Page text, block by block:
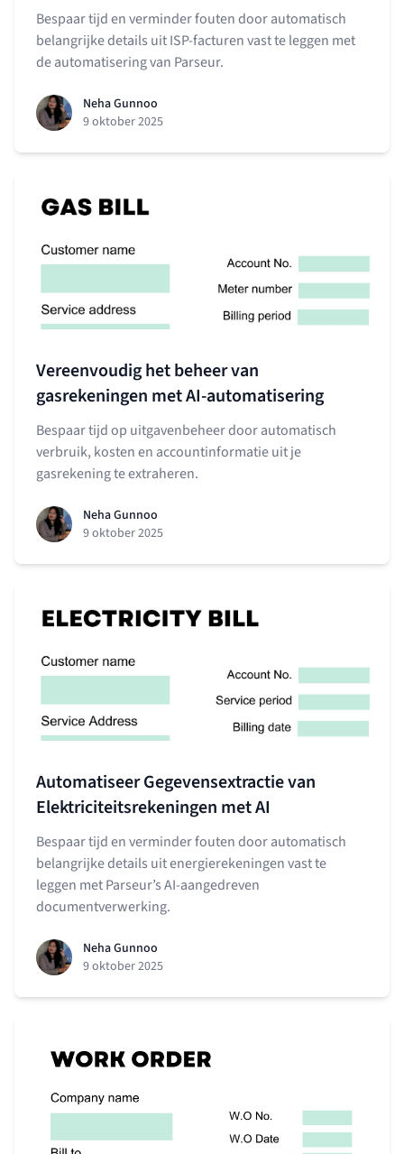
Bespaar tijd en verminder fouten door automatisch
belangrijke details uit ISP-facturen vast te leggen met
de automatisering van Parseur.
Neha Gunnoo
9 oktober 2025
Vereenvoudig het beheer van
gasrekeningen met AI-automatisering
Bespaar tijd op uitgavenbeheer door automatisch
verbruik, kosten en accountinformatie uit je
gasrekening te extraheren.
Neha Gunnoo
9 oktober 2025
Automatiseer Gegevensextractie van
Elektriciteitsrekeningen met AI
Bespaar tijd en verminder fouten door automatisch
belangrijke details uit energierekeningen vast te
leggen met Parseur’s AI-aangedreven
documentverwerking.
Neha Gunnoo
9 oktober 2025